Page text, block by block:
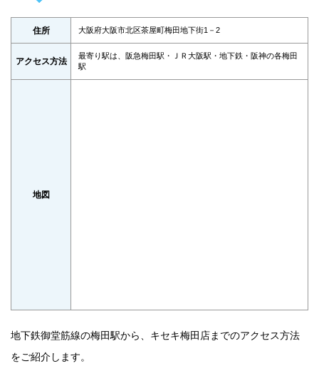
住所 大阪府大阪市北区茶屋町梅田地下街1－2
アクセス方法
最寄り駅は、阪急梅田駅・ＪＲ大阪駅・地下鉄・阪神の各梅田
駅
地図
地下鉄御堂筋線の梅田駅から、キセキ梅田店までのアクセス方法
をご紹介します。